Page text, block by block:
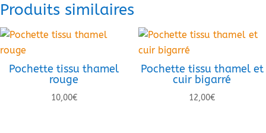
Produits similaires
Pochette tissu thamel
rouge
10,00€
Pochette tissu thamel et
cuir bigarré
12,00€